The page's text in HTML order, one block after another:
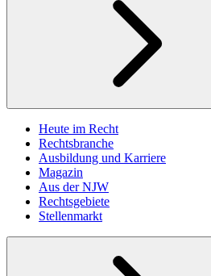
Heute im Recht
Rechtsbranche
Ausbildung und Karriere
Magazin
Aus der NJW
Rechtsgebiete
Stellenmarkt